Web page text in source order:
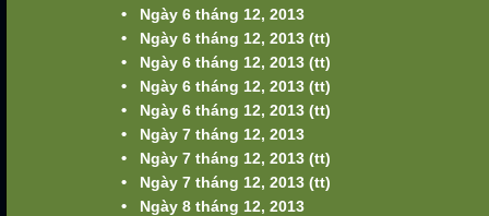
• Ngày 6 tháng 12, 2013
• Ngày 6 tháng 12, 2013 (tt)
• Ngày 6 tháng 12, 2013 (tt)
• Ngày 6 tháng 12, 2013 (tt)
• Ngày 6 tháng 12, 2013 (tt)
• Ngày 7 tháng 12, 2013
• Ngày 7 tháng 12, 2013 (tt)
• Ngày 7 tháng 12, 2013 (tt)
• Ngày 8 tháng 12, 2013